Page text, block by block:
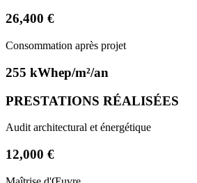
26,400 €
Consommation après projet
255 kWhep/m²/an
PRESTATIONS RÉALISÉES
Audit architectural et énergétique
12,000 €